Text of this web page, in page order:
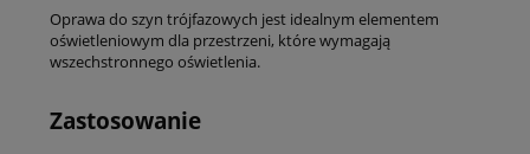
Oprawa do szyn trójfazowych jest idealnym elementem
oświetleniowym dla przestrzeni, które wymagają
wszechstronnego oświetlenia.
Zastosowanie